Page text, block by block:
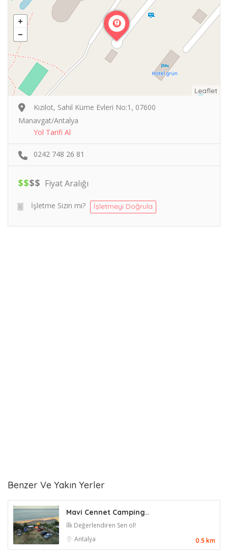
Leaflet
Kızılot, Sahil Küme Evleri No:1, 07600
Manavgat/Antalya
Yol Tarifi Al
0242 748 26 81
$$$$ Fiyat Aralığı
İşletme Sizin mi? İşletmeyi Doğrula
Benzer Ve Yakın Yerler
Mavi Cennet Camping..
İlk Değerlendiren Sen ol!
Antalya
0.5 km